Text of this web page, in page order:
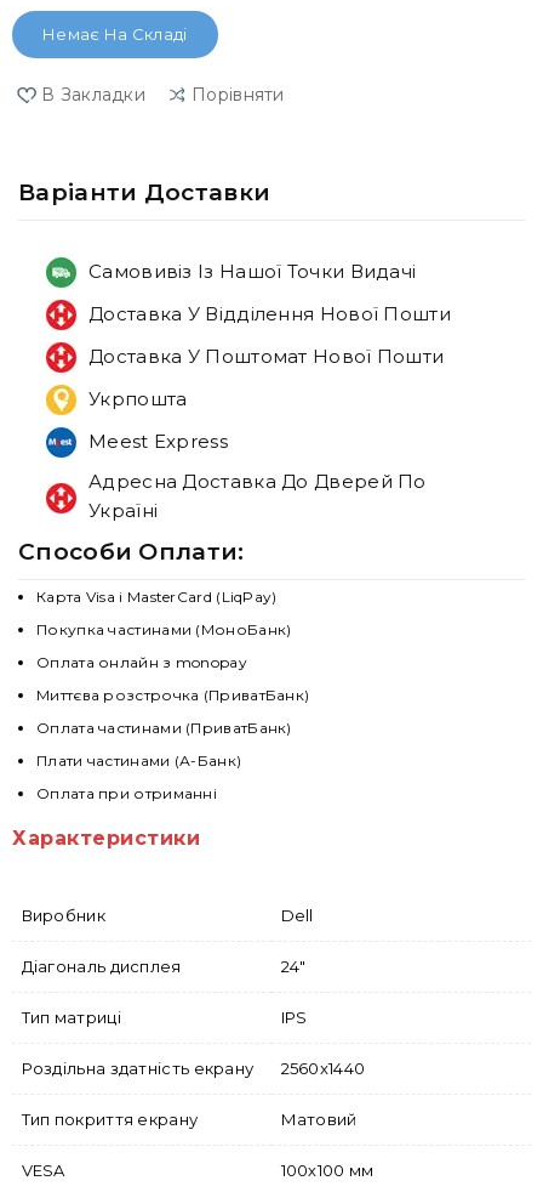
Немає На Складі
В Закладки Порівняти
Варiанти Доставки
Самовивіз Із Нашої Точки Видачі
Доставка У Відділення Нової Пошти
Доставка У Поштомат Нової Пошти
Укрпошта
Meest Express
Адресна Доставка До Дверей По
Україні
Способи Оплати:
Карта Visa і MasterCard (LiqPay)
Покупка частинами (МоноБанк)
Оплата онлайн з monopay
Миттєва розстрочка (ПриватБанк)
Оплата частинами (ПриватБанк)
Плати частинами (А-Банк)
Оплата при отриманні
Характеристики
Виробник Dell
Діагональ дисплея 24"
Тип матриці IPS
Роздільна здатність екрану 2560x1440
Тип покриття екрану Матовий
VESA 100х100 мм